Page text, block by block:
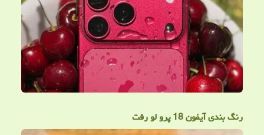
رنگ بندی آیفون 18 پرو لو رفت